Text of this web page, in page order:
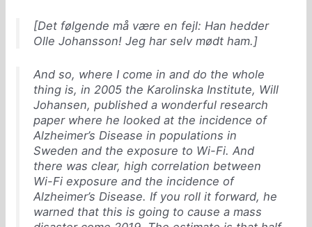
[Det følgende må være en fejl: Han hedder
Olle Johansson! Jeg har selv mødt ham.]
And so, where I come in and do the whole
thing is, in 2005 the Karolinska Institute, Will
Johansen, published a wonderful research
paper where he looked at the incidence of
Alzheimer’s Disease in populations in
Sweden and the exposure to Wi-Fi. And
there was clear, high correlation between
Wi-Fi exposure and the incidence of
Alzheimer’s Disease. If you roll it forward, he
warned that this is going to cause a mass